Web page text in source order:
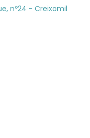
nº24 - Creixomil